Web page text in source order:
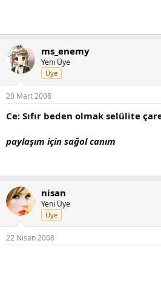
ms_enemy
Yeni Üye
Üye
20 Mart 2008
Ce: Sıfır beden olmak selülite
paylaşım için sağol canım
nisan
Yeni Üye
Üye
22 Nisan 2008